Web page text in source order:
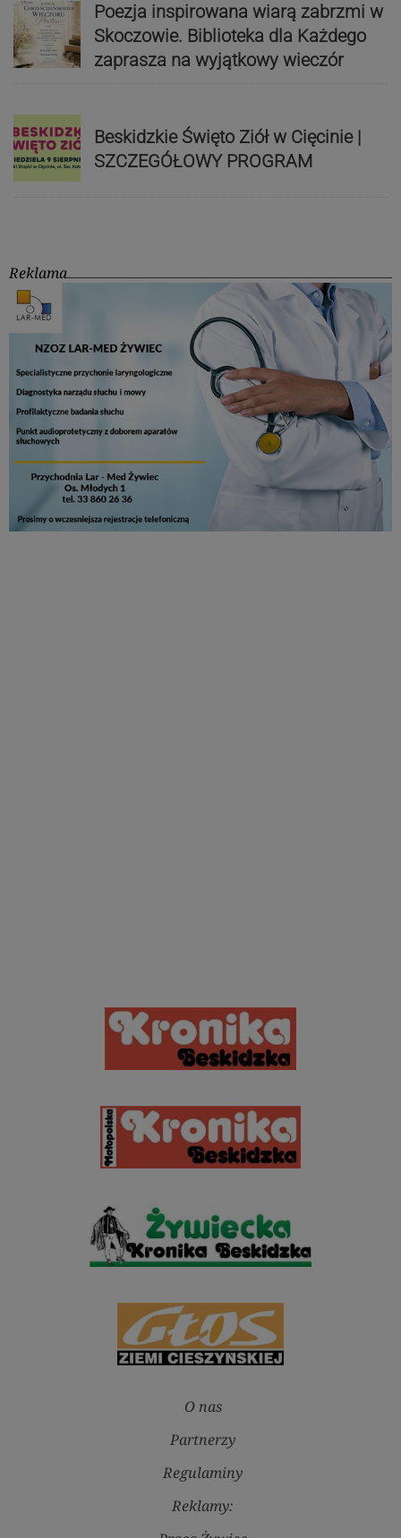
Poezja inspirowana wiarą zabrzmi w
Skoczowie. Biblioteka dla Każdego
zaprasza na wyjątkowy wieczór
Beskidzkie Święto Ziół w Cięcinie |
SZCZEGÓŁOWY PROGRAM
Reklama
O nas
Partnerzy
Regulaminy
Reklamy: